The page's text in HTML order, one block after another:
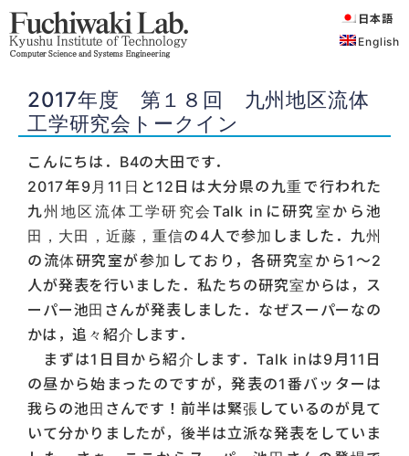
日本語
English
2017年度 第１８回 九州地区流体
工学研究会トークイン
こんにちは．B4の大田です．
2017年9月11日と12日は大分県の九重で行われた
九州地区流体工学研究会Talk inに研究室から池
田，大田，近藤，重信の4人で参加しました．九州
の流体研究室が参加しており，各研究室から1～2
人が発表を行いました．私たちの研究室からは，ス
ーパー池田さんが発表しました．なぜスーパーなの
かは，追々紹介します．
まずは1日目から紹介します．Talk inは9月11日
の昼から始まったのですが，発表の1番バッターは
我らの池田さんです！前半は緊張しているのが見て
いて分かりましたが，後半は立派な発表をしていま